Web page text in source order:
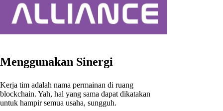
Menggunakan Sinergi
Kerja tim adalah nama permainan di ruang
blockchain. Yah, hal yang sama dapat dikatakan
untuk hampir semua usaha, sungguh.